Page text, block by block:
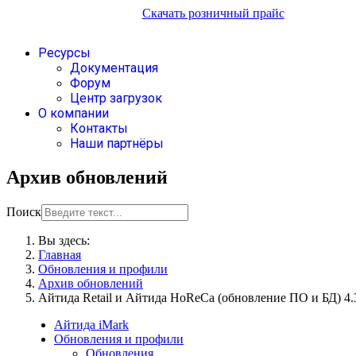
Скачать розничный прайс
Ресурсы
Документация
Форум
Центр загрузок
О компании
Контакты
Наши партнёры
Архив обновлений
Поиск
Вы здесь:
Главная
Обновления и профили
Архив обновлений
Айтида Retail и Айтида HoReCa (обновление ПО и БД)
Айтида iMark
Обновления и профили
Обновления